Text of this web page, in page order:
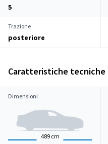
5
Trazione
posteriore
Caratteristiche tecniche
Dimensioni
489 cm